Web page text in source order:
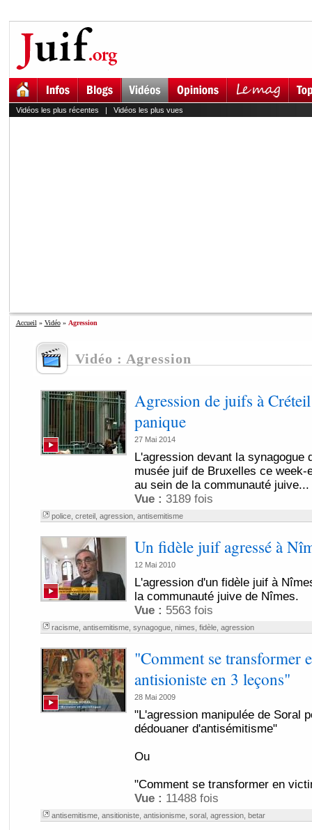
Vidéos les plus récentes | Vidéos les plus vues
Accueil » Vidéo» Agression
Vidéo : Agression
Agression de juifs à
panique
27 Mai 2014
L'agression devant la synagogue
musée juif de Bruxelles ce week-
au sein de la communauté juive...
Vue : 3189 fois
police, creteil, agression, antisemitisme
Un fidèle juif agressé à
12 Mai 2010
L'agression d'un fidèle juif à
la communauté juive de Nîmes.
Vue : 5563 fois
racisme, antisemitisme, synagogue, nimes fidèle, agression
"Comment se transformer
antisioniste en 3 leçons"
28 Mai 2009
"L'agression manipulée de Soral
dédouaner d'antisémitisme"
Ou
"Comment se transformer en
Vue : 11488 fois
antisemitisme, ansitioniste, antisionisme, soral, agression, betar